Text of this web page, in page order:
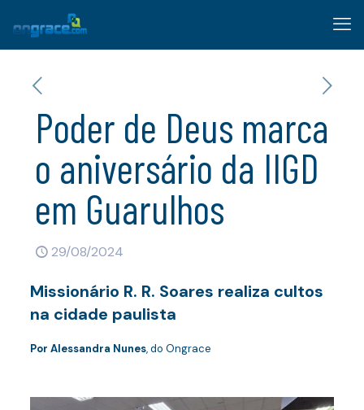
Poder de Deus marca
o aniversário da IIGD
em Guarulhos
29/08/2024
Missionário R. R. Soares realiza cultos
na cidade paulista
Por Alessandra Nunes, do Ongrace